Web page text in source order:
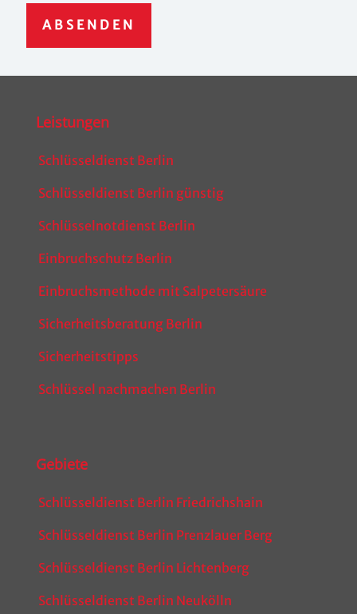
Leistungen
Schlüsseldienst Berlin
Schlüsseldienst Berlin günstig
Schlüsselnotdienst Berlin
Einbruchschutz Berlin
Einbruchsmethode mit Salpetersäure
Sicherheitsberatung Berlin
Sicherheitstipps
Schlüssel nachmachen Berlin
Gebiete
Schlüsseldienst Berlin Friedrichshain
Schlüsseldienst Berlin Prenzlauer Berg
Schlüsseldienst Berlin Lichtenberg
Schlüsseldienst Berlin Neukölln